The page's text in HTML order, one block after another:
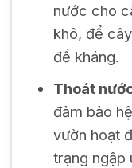
nước cho
khô, để
đề kháng.
Thoát
đảm bảo
vườn hoạt
trạng ngập